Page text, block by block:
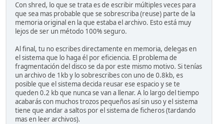
Con shred, lo que se trata es de escribir múltiples veces para
que sea mas probable que se sobrescriba (reuse) parte de la
memoria original en la que estaba el archivo. Esto está muy
lejos de ser un método 100% seguro.
Al final, tu no escribes directamente en memoria, delegas en
el sistema que lo haga él por eficiencia. El problema de
fragmentación del disco se da por este mismo motivo. Si tenías
un archivo de 1kb y lo sobrescribes con uno de 0.8kb, es
posible que el sistema decida reusar ese espacio y se te
queden 0.2 kb que nunca se van a llenar. A lo largo del tiempo
acabarás con muchos trozos pequeños así sin uso y el sistema
tiene que andar a saltos por el sistema de ficheros (tardando
mas en leer archivos).